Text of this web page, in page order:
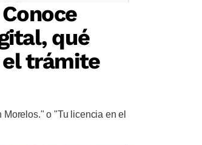
qué
el trámite
o "Tu licencia en el